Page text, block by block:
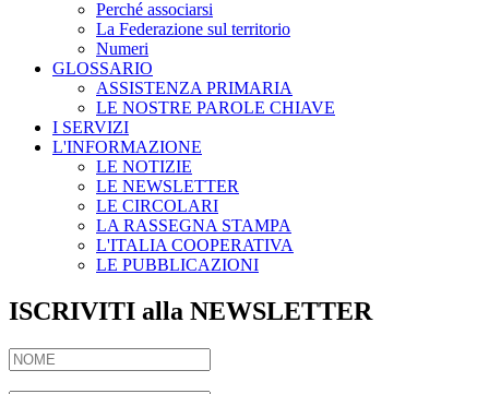
Perché associarsi
La Federazione sul territorio
Numeri
GLOSSARIO
ASSISTENZA PRIMARIA
LE NOSTRE PAROLE CHIAVE
I SERVIZI
L'INFORMAZIONE
LE NOTIZIE
LE NEWSLETTER
LE CIRCOLARI
LA RASSEGNA STAMPA
L'ITALIA COOPERATIVA
LE PUBBLICAZIONI
ISCRIVITI alla NEWSLETTER